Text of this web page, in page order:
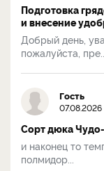
Подготовка
и внесение
Добрый день,
пожалуйста, пре...
Гость
07.08.2026
Сорт дюка
и наконец то
полмидор...